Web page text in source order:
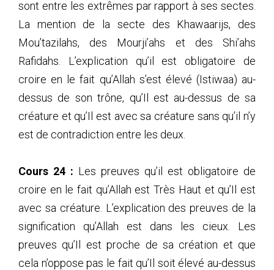
sont entre les extrêmes par rapport à ses sectes.
La mention de la secte des Khawaarijs, des
Mou’tazilahs, des Mourji’ahs et des Shi’ahs
Rafidahs. L’explication qu’il est obligatoire de
croire en le fait qu’Allah s’est élevé (Istiwaa) au-
dessus de son trône, qu’Il est au-dessus de sa
créature et qu’Il est avec sa créature sans qu’il n’y
est de contradiction entre les deux.
Cours 24 : Les preuves qu’il est obligatoire de
croire en le fait qu’Allah est Très Haut et qu’Il est
avec sa créature. L’explication des preuves de la
signification qu’Allah est dans les cieux. Les
preuves qu’Il est proche de sa création et que
cela n’oppose pas le fait qu’Il soit élevé au-dessus